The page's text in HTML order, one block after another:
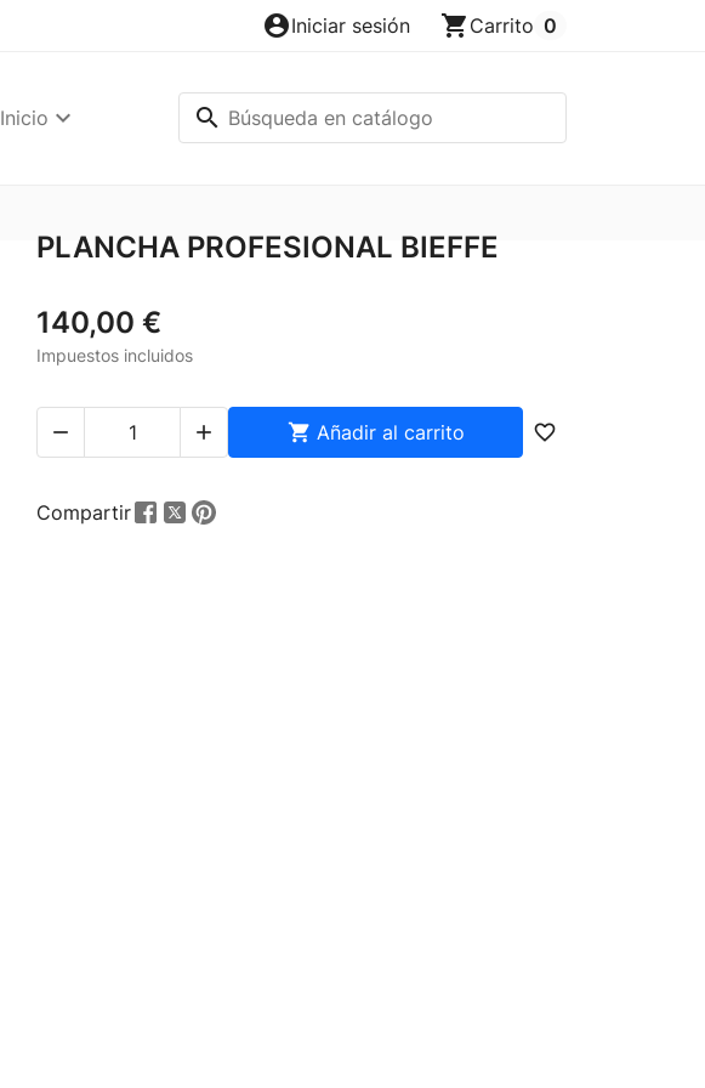
account_circleIniciar sesión shopping_cart Carrito 0
Inicio search
PLANCHA PROFESIONAL BIEFFE
140,00 €
Impuestos incluidos
   Añadir al carrito favorite_border
Compartir